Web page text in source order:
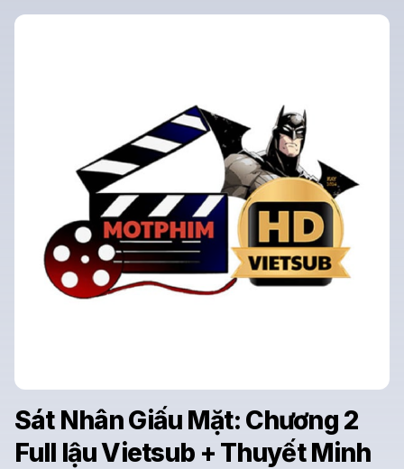
Sát Nhân Giấu Mặt: Chương 2
Full lậu Vietsub + Thuyết Minh